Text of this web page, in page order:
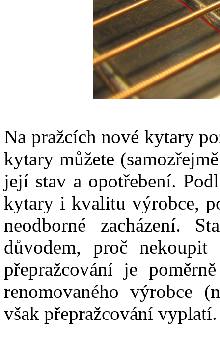
Na pražcích nové kytary
kytary můžete
její stav a opotřebení.
kytary i kvalitu výrobce,
neodborné zacházení.
důvodem, proč
přepražcování je
renomovaného výrobce
však přepražcování vyplatí.